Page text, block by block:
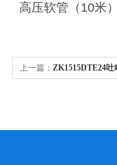
高压软管（10
上一篇： ZK1515DTE24